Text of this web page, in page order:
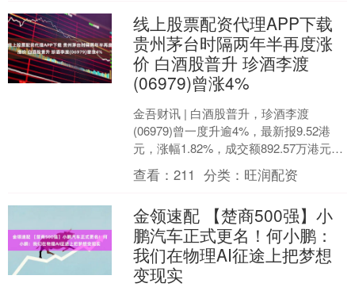
线上股票配资代理APP下载
贵州茅台时隔两年半再度涨
价 白酒股普升 珍酒李渡
(06979)曾涨4%
金吾财讯 | 白酒股普升，珍酒李渡
(06979)曾一度升逾4%，最新报9.52港
元，涨幅1.82%，成交额892.57万港元。
另外，华润啤酒(00291)最新涨....
查看：211 分类： 旺润配资
金领速配 【楚商500强】小
鹏汽车正式更名！何小鹏：
我们在物理AI征途上把梦想
变现实